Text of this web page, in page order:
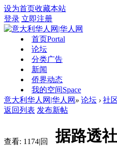
设为首页收藏本站
登录 立即注册
首页Portal
论坛
分类广告
新闻
侨界动态
我的空间Space
意大利华人网|华人网 » 论坛 › 社
返回列表 发布新帖
查看: 1174|回
据路透